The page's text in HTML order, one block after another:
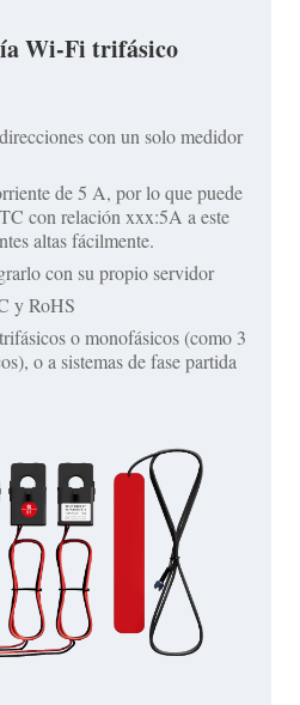
Wi-Fi trifásico
con un solo medidor
de 5 A, por lo que puede
con relación xxx:5A a este
altas fácilmente.
con su propio servidor
y RoHS
o monofásicos (como 3
o a sistemas de fase partida